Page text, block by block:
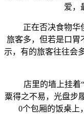
爱，
正在否决食物华侈
旅客多，但若是口胃
示，有的旅客往往会
店里的墙上挂着“
粟得之不易，光盘步
0个包厢的饭桌上